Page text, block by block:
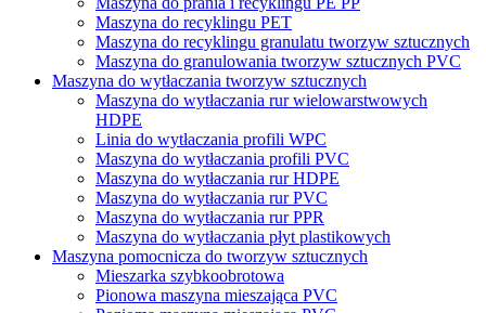
Maszyna do recyklingu PET
Maszyna do recyklingu granulatu tworzyw sztucznych
Maszyna do granulowania tworzyw sztucznych PVC
Maszyna do wytłaczania tworzyw sztucznych
Maszyna do wytłaczania rur wielowarstwowych
HDPE
Linia do wytłaczania profili WPC
Maszyna do wytłaczania profili PVC
Maszyna do wytłaczania rur HDPE
Maszyna do wytłaczania rur PVC
Maszyna do wytłaczania rur PPR
Maszyna do wytłaczania płyt plastikowych
Maszyna pomocnicza do tworzyw sztucznych
Mieszarka szybkoobrotowa
Pionowa maszyna mieszająca PVC